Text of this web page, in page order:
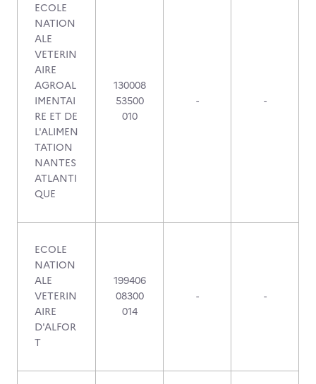
ECOLE
NATION
ALE
VETERIN
AIRE
AGROAL
IMENTAI
RE ET DE
L'ALIMEN
TATION
NANTES
ATLANTI
QUE
130008
53500
010
- -
ECOLE
NATION
ALE
VETERIN
AIRE
D'ALFOR
T
199406
08300
014
- -